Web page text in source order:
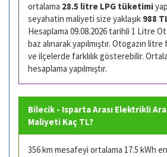
ortalama 28.5 litre LPG tüketimi
seyahatin maliyeti size yaklaşık 988
Hesaplama 09.08.2026 tarihli 1 Litre
baz alınarak yapılmıştır. Otogazın
ve ilçelerde farklılık gösterebilir.
hesaplama yapılmıştır.
Bilecik - Isparta Arası Elektrikli
Maliyeti Kaç TL?
356 km mesafeyi ortalama 17.5 kWh